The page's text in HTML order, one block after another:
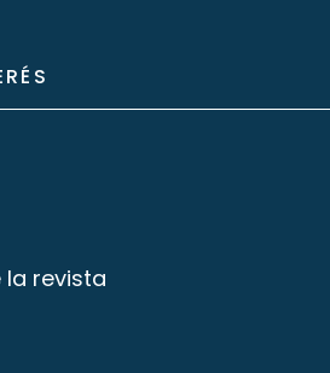
la revista